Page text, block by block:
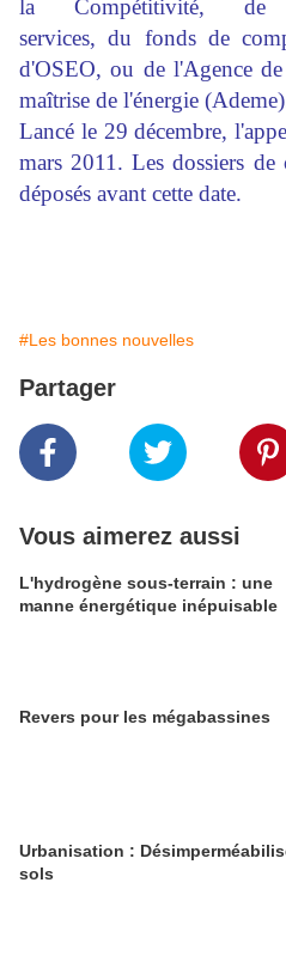
la Compétitivité,
services, du fonds de
d'OSEO, ou de l'Agence
maîtrise de l'énergie
Lancé le 29 décembre,
mars 2011. Les dossiers de
déposés avant cette date.
#Les bonnes nouvelles
Partager
Vous aimerez aussi
L'hydrogène sous-terrain : une
manne énergétique inépuisable
Revers pour les mégabassines
Urbanisation :
sols